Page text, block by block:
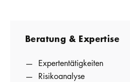
Beratung & Exper­tise
Expertentätigkeiten
Risikoanalyse